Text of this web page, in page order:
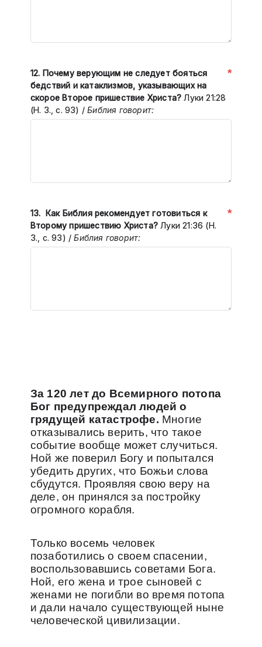
12. Почему верующим не следует бояться
бедствий и катаклизмов, указывающих на
скорое Второе пришествие Христа?Луки 21:28
(Н. З., с. 93) / Библия говорит:
*
13. Как Библия рекомендует готовиться к
Второму пришествию Христа?Луки 21:36 (Н.
З., с. 93) /Библия говорит:
*
За 120 лет до Всемирного потопа
Бог предупреждал людей о
грядущей катастрофе. Многие
отказывались верить, что такое
событие вообще может случиться.
Ной же поверил Богу и попытался
убедить других, что Божьи слова
сбудутся. Проявляя свою веру на
деле, он принялся за постройку
огромного корабля.
Только восемь человек
позаботились о своем спасении,
воспользовавшись советами Бога.
Ной, его жена и трое сыновей с
женами не погибли во время потопа
и дали начало существующей ныне
человеческой цивилизации.